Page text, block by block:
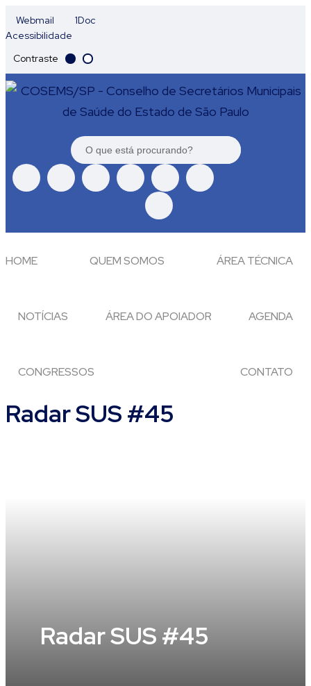
Webmail
1Doc
Acessibilidade
Contraste
HOME QUEM SOMOS ÁREA TÉCNICA
NOTÍCIAS ÁREA DO APOIADOR AGENDA
CONGRESSOS CONTATO
Radar SUS #45
Radar SUS #45